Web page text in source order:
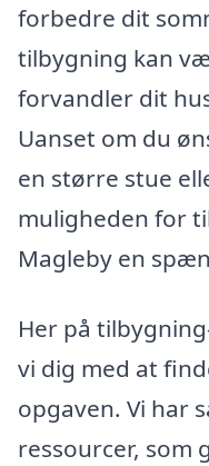
forbedre dit
tilbygning kan
forvandler dit
Uanset om du
en større stue
muligheden for
Magleby en
Her på
vi dig med at
opgaven. Vi har
ressourcer, som